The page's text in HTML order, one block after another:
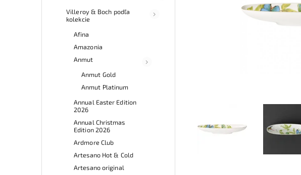
Villeroy & Boch podľa
kolekcie
Afina
Amazonia
Anmut
Anmut Gold
Anmut Platinum
Annual Easter Edition
2026
Annual Christmas
Edition 2026
Ardmore Club
Artesano Hot & Cold
Artesano original